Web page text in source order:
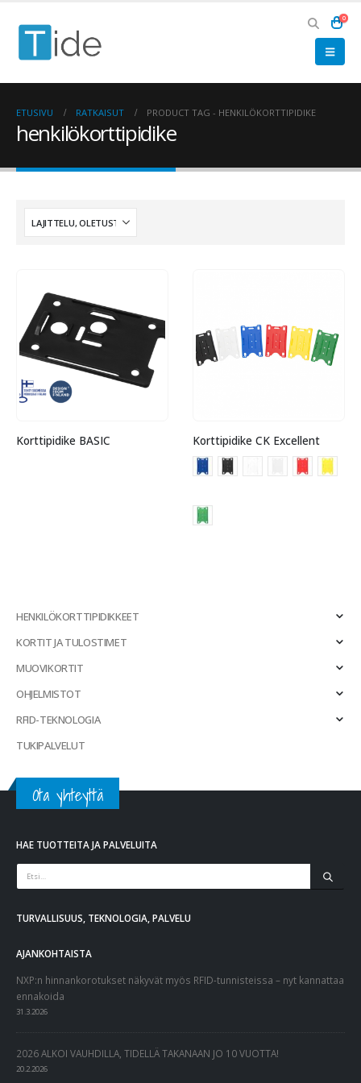
0
ETUSIVU RATKAISUT PRODUCT TAG - HENKILÖKORTTIPIDIKE
henkilökorttipidike
Korttipidike BASIC Korttipidike CK Excellent
HENKILÖKORTTIPIDIKKEET
KORTIT JA TULOSTIMET
MUOVIKORTIT
OHJELMISTOT
RFID-TEKNOLOGIA
TUKIPALVELUT
Ota yhteyttä
HAE TUOTTEITA JA PALVELUITA
TURVALLISUUS, TEKNOLOGIA, PALVELU
AJANKOHTAISTA
NXP:n hinnankorotukset näkyvät myös RFID-tunnisteissa – nyt kannattaa
ennakoida
31.3.2026
2026 ALKOI VAUHDILLA, TIDELLÄ TAKANAAN JO 10 VUOTTA!
20.2.2026